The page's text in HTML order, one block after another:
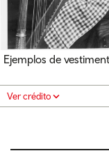
Ejemplos de
Ver crédito